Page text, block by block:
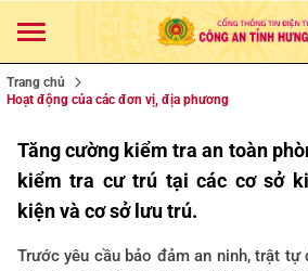
Trang chủ
Hoạt động của các đơn vị, địa phương
Tăng cường kiểm tra an toàn
kiểm tra cư trú tại các cơ sở
kiện và cơ sở lưu trú.
Trước yêu cầu bảo đảm an ninh, trật tự